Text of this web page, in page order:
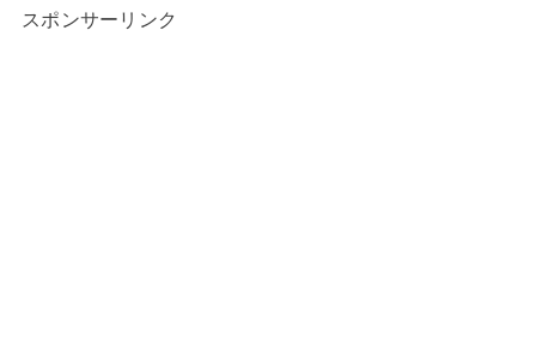
スポンサーリンク